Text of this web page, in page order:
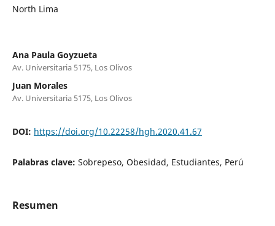
North Lima
Ana Paula Goyzueta
Av. Universitaria 5175, Los Olivos
Juan Morales
Av. Universitaria 5175, Los Olivos
DOI: https://doi.org/10.22258/hgh.2020.41.67
Palabras clave: Sobrepeso, Obesidad, Estudiantes, Perú
Resumen